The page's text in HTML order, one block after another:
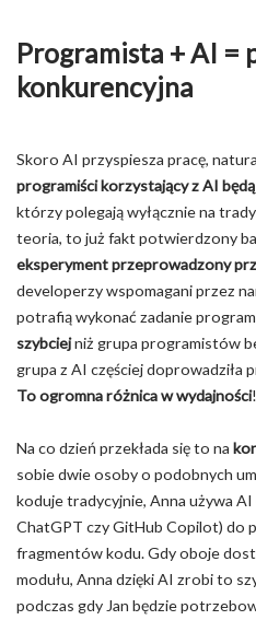
Programista + AI =
konkurencyjna
Skoro AI przyspiesza pracę,
programiści korzystający z AI
którzy polegają wyłącznie na
teoria, to już fakt potwierdzony
eksperyment przeprowadzony
developerzy wspomagani przez
potrafią wykonać zadanie
szybciejniż grupa programistów
grupa z AI częściej doprowadziła
To ogromna różnica w wydajności!
Na co dzień przekłada się to na
sobie dwie osoby o podobnych
koduje tradycyjnie, Anna używa
ChatGPT czy GitHub Copilot) do
fragmentów kodu. Gdy oboje
modułu, Anna dzięki AI zrobi to
podczas gdy Jan będzie